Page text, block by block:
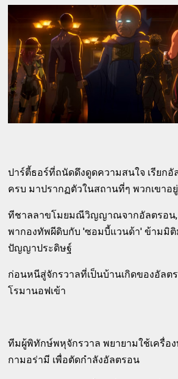
ปาร์ตี้ธอร์ที่ถนัดดึงดูดความสนใจ เรียก
ครบ มาปรากฏตัวในสถานที่ๆ พวกเขาอยู่
ทีชาลลาขโมยมณีวิญญาณจากอัลตรอน,
พากองทัพผีดิบกับ 'ซอมบี้แวนด้า' ข้ามมิติ
ปัญญาประดิษฐ์
ก่อนหนีสู่จักรวาลที่เป็นบ้านเกิดของอัลต
โรมานอฟเข้า
ทีมผู้พิทักษ์พหุจักรวาล พยายามใช้เครื่
กามอร่ามี เพื่อตัดกำลังอัลตรอน